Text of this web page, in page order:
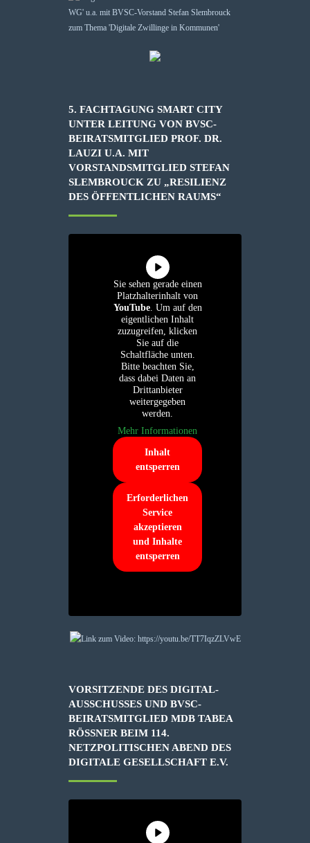
5. FACHTAGUNG SMART CITY
UNTER LEITUNG VON BVSC-
BEIRATSMITGLIED PROF. DR.
LAUZI U.A. MIT
VORSTANDSMITGLIED STEFAN
SLEMBROUCK ZU „RESILIENZ
DES ÖFFENTLICHEN RAUMS“
Sie sehen gerade einen
Platzhalterinhalt von
YouTube. Um auf den
eigentlichen Inhalt
zuzugreifen, klicken
Sie auf die
Schaltfläche unten.
Bitte beachten Sie,
dass dabei Daten an
Drittanbieter
weitergegeben
werden.
Mehr Informationen
Inhalt
entsperren
Erforderlichen
Service
akzeptieren
und Inhalte
entsperren
VORSITZENDE DES DIGITAL-
AUSSCHUSSES UND BVSC-
BEIRATSMITGLIED MDB TABEA
RÖSSNER BEIM 114. N
ETZPOLITISCHEN ABEND DES D
IGITALE GESELLSCHAFT E.V.